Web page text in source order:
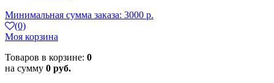
Минимальная сумма заказа: 3000 р.
(0)
Моя корзина
Товаров в корзине: 0
на сумму 0 руб.